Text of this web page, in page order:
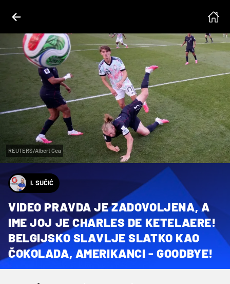
REUTERS/Albert Gea
I. SUČIĆ
VIDEO PRAVDA JE ZADOVOLJENA, A
IME JOJ JE CHARLES DE KETELAERE!
BELGIJSKO SLAVLJE SLATKO KAO
ČOKOLADA, AMERIKANCI - GOODBYE!